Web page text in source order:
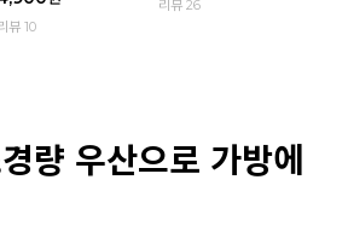
뷰 10
리뷰 26
량 우산으로 가방에